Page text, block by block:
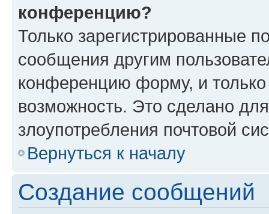
конференцию?
Только зарегистрированные
сообщения другим
конференцию форму, и
возможность. Это сделано
злоупотребления почтовой
Вернуться к началу
Создание сообщений